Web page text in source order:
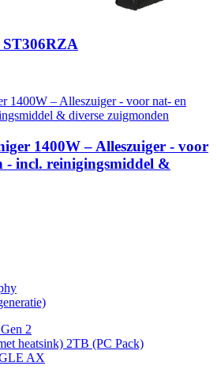
1400W – Alleszuiger - voor
- incl. reinigingsmiddel &
2
heatsink) 2TB (PC Pack)
AX